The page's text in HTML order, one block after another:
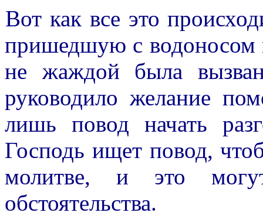
Вот как все это
пришедшую с водоносом
не жаждой была
руководило желание
лишь повод начать
Господь ищет повод,
молитве, и это
обстоятельства.